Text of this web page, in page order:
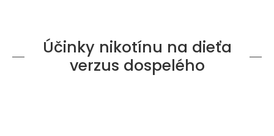
Účinky nikotínu na dieťa
verzus dospelého